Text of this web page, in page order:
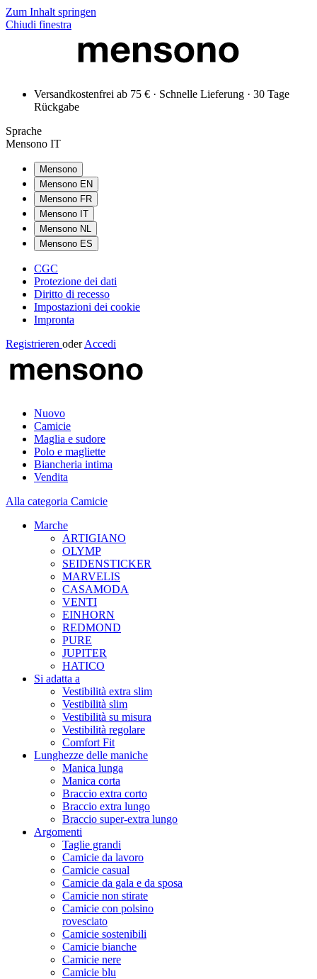
Zum Inhalt springen
Chiudi finestra
Versandkostenfrei ab 75 € · Schnelle Lieferung · 30 Tage
Rückgabe
Sprache
Mensono IT
Mensono
Mensono EN
Mensono FR
Mensono IT
Mensono NL
Mensono ES
CGC
Protezione dei dati
Diritto di recesso
Impostazioni dei cookie
Impronta
Registrieren oder Accedi
Nuovo
Camicie
Maglia e sudore
Polo e magliette
Biancheria intima
Vendita
Alla categoria Camicie
Marche
ARTIGIANO
OLYMP
SEIDENSTICKER
MARVELIS
CASAMODA
VENTI
EINHORN
REDMOND
PURE
JUPITER
HATICO
Si adatta a
Vestibilità extra slim
Vestibilità slim
Vestibilità su misura
Vestibilità regolare
Comfort Fit
Lunghezze delle maniche
Manica lunga
Manica corta
Braccio extra corto
Braccio extra lungo
Braccio super-extra lungo
Argomenti
Taglie grandi
Camicie da lavoro
Camicie casual
Camicie da gala e da sposa
Camicie non stirate
Camicie con polsino
rovesciato
Camicie sostenibili
Camicie bianche
Camicie nere
Camicie blu